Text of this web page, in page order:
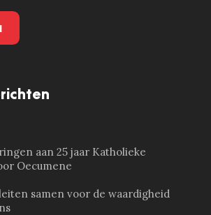
aan 25 jaar Katholieke
Oecumene
samen voor de waardigheid